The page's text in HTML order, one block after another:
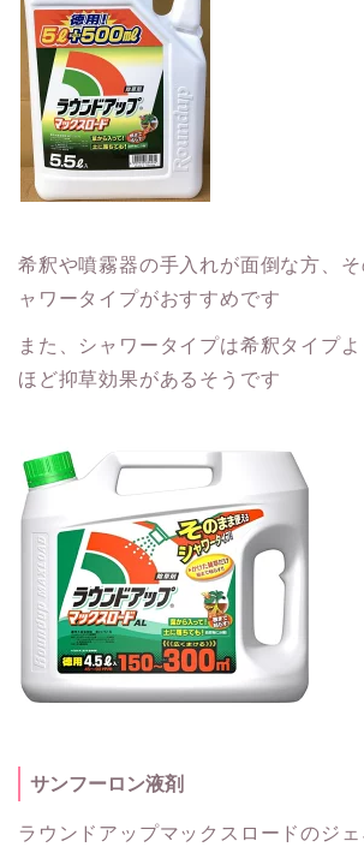
希釈や噴霧器の手入れが面倒な方、
ャワータイプがおすすめです
また、シャワータイプは希釈タイプ
ほど抑草効果があるそうです
サンフーロン液剤
ラウンドアップマックスロードのジ